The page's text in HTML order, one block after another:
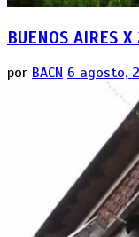
BUENOS AIRES X
por BACN 6 agosto,